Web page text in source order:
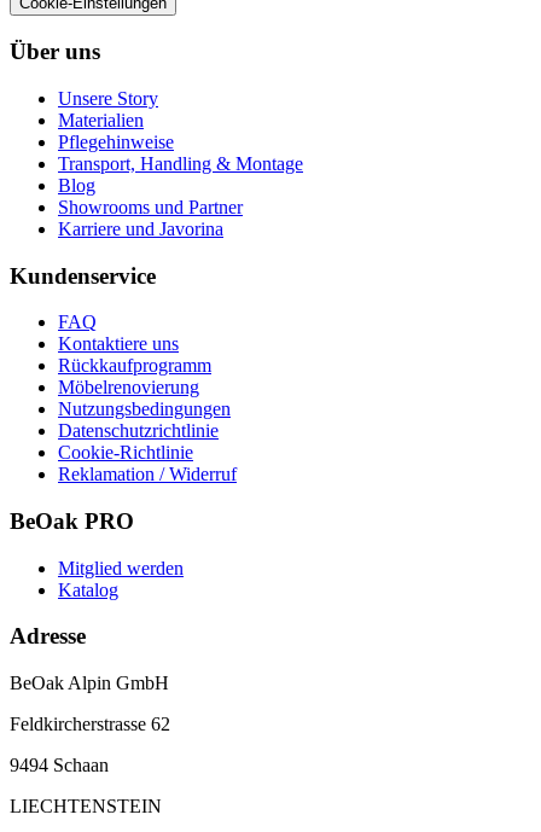
Über uns
Unsere Story
Materialien
Pflegehinweise
Transport, Handling & Montage
Blog
Showrooms und Partner
Karriere und Javorina
Kundenservice
FAQ
Kontaktiere uns
Rückkaufprogramm
Möbelrenovierung
Nutzungsbedingungen
Datenschutzrichtlinie
Cookie-Richtlinie
Reklamation / Widerruf
BeOak PRO
Mitglied werden
Katalog
Adresse
BeOak Alpin GmbH
Feldkircherstrasse 62
9494 Schaan
LIECHTENSTEIN